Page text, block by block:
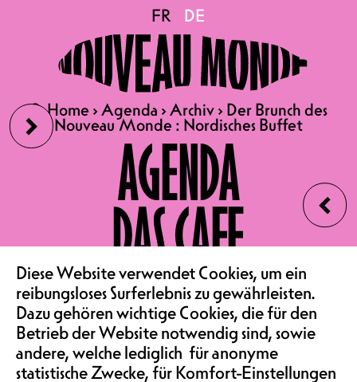
›
‹
FR DE
🔍Home ›Agenda ›Archiv › Der Brunch des
Nouveau Monde : Nordisches Buffet
AGENDA
DAS CAFE
VEREIN & COMMUNITY
SAALMIETE
FR DE
🔍Home ›Agenda ›Archiv › Der Brunch des
Nouveau Monde : Nordisches Buffet
Der Brunch des Nouveau
Monde : Nordisches
Buffet
10.11.2024
DER BRUNCH DES NOUVEAU
MONDE : NORDISCHES
BUFFET
VON 10:30 BIS 14:00 | 29.-
ERWACHSENE, 13.- KINDER
Ein wunderbarer Brunch mit
Diese Website verwendet Cookies, um ein
reibungsloses Surferlebnis zu gewährleisten.
Dazu gehören wichtige Cookies, die für den
Betrieb der Website notwendig sind, sowie
andere, welche lediglich für anonyme
statistische Zwecke, für Komfort-Einstellungen